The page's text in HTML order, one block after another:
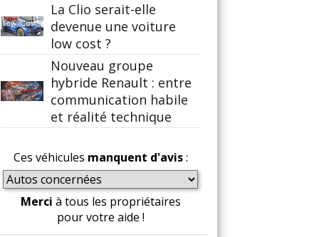
La Clio serait-elle
devenue une voiture
low cost ?
Nouveau groupe
hybride Renault : entre
communication habile
et réalité technique
Ces véhicules manquent d'avis:
Merci à tous les propriétaires
pour votre aide !